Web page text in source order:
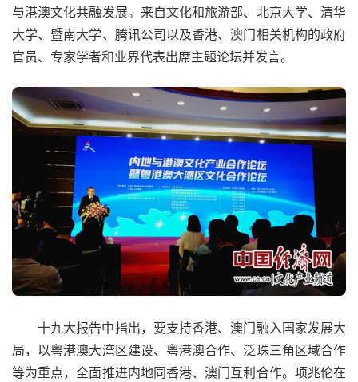
与港澳文化共融发展。来自文化和旅游部、北京大学、清华
大学、暨南大学、腾讯公司以及香港、澳门相关机构的政府
官员、专家学者和业界代表出席主题论坛并发言。
十九大报告中指出，要支持香港、澳门融入国家发展大
局，以粤港澳大湾区建设、粤港澳合作、泛珠三角区域合作
等为重点，全面推进内地同香港、澳门互利合作。项兆伦在